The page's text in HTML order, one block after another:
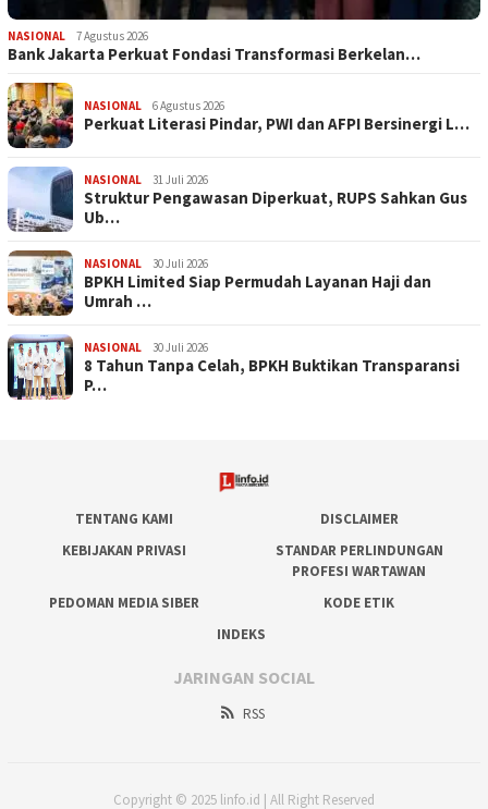
NASIONAL 7 Agustus 2026
Bank Jakarta Perkuat Fondasi Transformasi Berkelan…
NASIONAL 6 Agustus 2026
Perkuat Literasi Pindar, PWI dan AFPI Bersinergi L…
NASIONAL 31 Juli 2026
​Struktur Pengawasan Diperkuat, RUPS Sahkan Gus
Ub…
NASIONAL 30 Juli 2026
BPKH Limited Siap Permudah Layanan Haji dan
Umrah …
NASIONAL 30 Juli 2026
​8 Tahun Tanpa Celah, BPKH Buktikan Transparansi
P…
TENTANG KAMI
DISCLAIMER
KEBIJAKAN PRIVASI
STANDAR PERLINDUNGAN
PROFESI WARTAWAN
PEDOMAN MEDIA SIBER
KODE ETIK
INDEKS
JARINGAN SOCIAL
RSS
Copyright © 2025 linfo.id | All Right Reserved